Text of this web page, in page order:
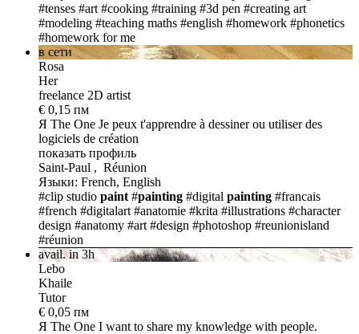
#tenses #art #cooking #training #3d pen #creating art
#modeling #teaching maths #english #homework #phonetics
#homework for me
в сети
Rosa
Her
freelance 2D artist
€ 0,15 пм
Я The One Je peux t'apprendre à dessiner ou utiliser des
logiciels de création
показать профиль
Saint-Paul , Réunion
Языки: French, English
#clip studio paint #painting #digital painting #francais
#french #digitalart #anatomie #krita #illustrations #character
design #anatomy #art #design #photoshop #reunionisland
#réunion
avail. in 3h
Lebo
Khaile
Tutor
€ 0,05 пм
Я The One I want to share my knowledge with people.